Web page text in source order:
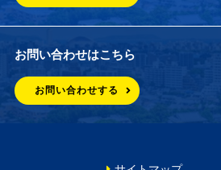
お問い合わせはこちら
お問い合わせする